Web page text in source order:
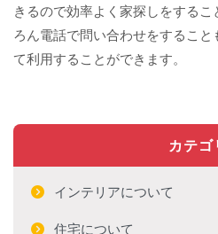
きるので効率よく家探しをする
ろん電話で問い合わせをするこ
て利用することができます。
カテゴ
インテリアについて
住宅について